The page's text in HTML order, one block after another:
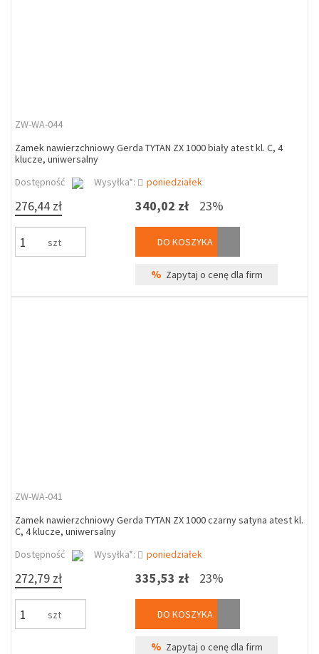
ZW-WA-044
Zamek nawierzchniowy Gerda TYTAN ZX 1000 biały atest kl. C, 4
klucze, uniwersalny
Dostępność
Wysyłka*: poniedziałek
276,44 zł
szt
340,02 zł 23%
DO KOSZYKA
% Zapytaj o cenę dla firm
ZW-WA-041
Zamek nawierzchniowy Gerda TYTAN ZX 1000 czarny satyna atest kl.
C, 4 klucze, uniwersalny
Dostępność
Wysyłka*: poniedziałek
272,79 zł
szt
335,53 zł 23%
DO KOSZYKA
% Zapytaj o cenę dla firm